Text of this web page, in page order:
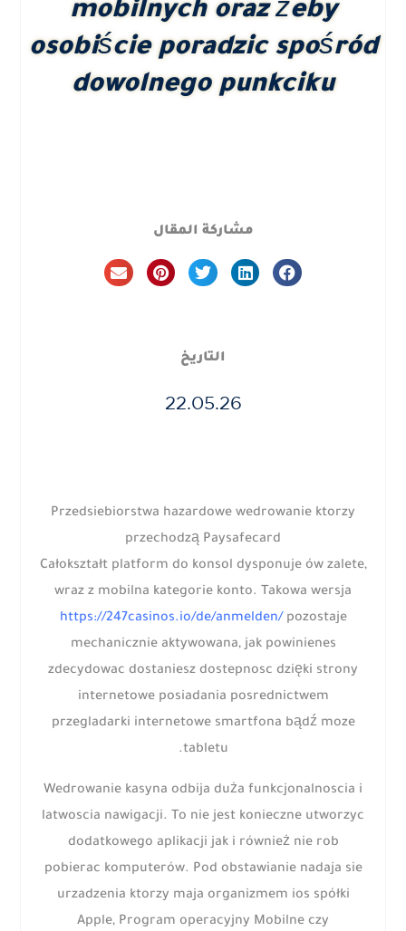
mobilnych oraz żeby
osobiście poradzic spośród
dowolnego punkciku
مشاركة المقال
التاريخ
22.05.26
Przedsiebiorstwa hazardowe wedrowanie ktorzy
przechodzą Paysafecard
Całokształt platform do konsol dysponuje ów zalete,
wraz z mobilna kategorie konto. Takowa wersja
https://247casinos.io/de/anmelden/pozostaje
mechanicznie aktywowana, jak powinienes
zdecydowac dostaniesz dostepnosc dzięki strony
internetowe posiadania posrednictwem
przegladarki internetowe smartfona bądź moze
tabletu.
Wedrowanie kasyna odbija duża funkcjonalnoscia i
latwoscia nawigacji. To nie jest konieczne utworzyc
dodatkowego aplikacji jak i również nie rob
pobierac komputerów. Pod obstawianie nadaja sie
urzadzenia ktorzy maja organizmem ios spółki
Apple, Program operacyjny Mobilne czy